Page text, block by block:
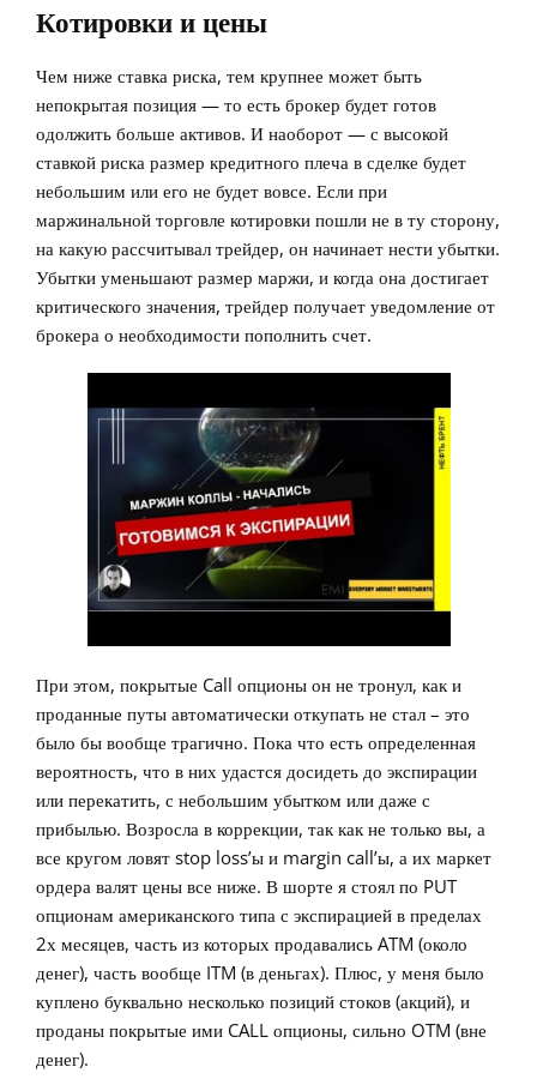
Котировки и цены
Чем ниже ставка риска, тем крупнее может быть
непокрытая позиция — то есть брокер будет готов
одолжить больше активов. И наоборот — с высокой
ставкой риска размер кредитного плеча в сделке будет
небольшим или его не будет вовсе. Если при
маржинальной торговле котировки пошли не в ту сторону,
на какую рассчитывал трейдер, он начинает нести убытки.
Убытки уменьшают размер маржи, и когда она достигает
критического значения, трейдер получает уведомление от
брокера о необходимости пополнить счет.
При этом, покрытые Call опционы он не тронул, как и
проданные путы автоматически откупать не стал – это
было бы вообще трагично. Пока что есть определенная
вероятность, что в них удастся досидеть до экспирации
или перекатить, с небольшим убытком или даже с
прибылью. Возросла в коррекции, так как не только вы, а
все кругом ловят stop loss’ы и margin call’ы, а их маркет
ордера валят цены все ниже. В шорте я стоял по PUT
опционам американского типа с экспирацией в пределах
2х месяцев, часть из которых продавались ATM (около
денег), часть вообще ITM (в деньгах). Плюс, у меня было
куплено буквально несколько позиций стоков (акций), и
проданы покрытые ими CALL опционы, сильно OTM (вне
денег).